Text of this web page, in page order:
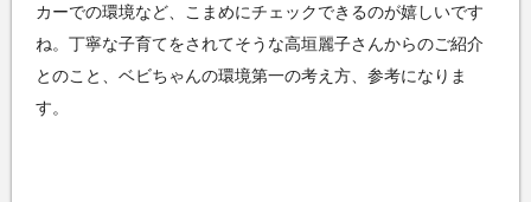
カーでの環境など、こまめにチェックできるのが嬉しいです
ね。丁寧な子育てをされてそうな高垣麗子さんからのご紹介
とのこと、ベビちゃんの環境第一の考え方、参考になりま
す。